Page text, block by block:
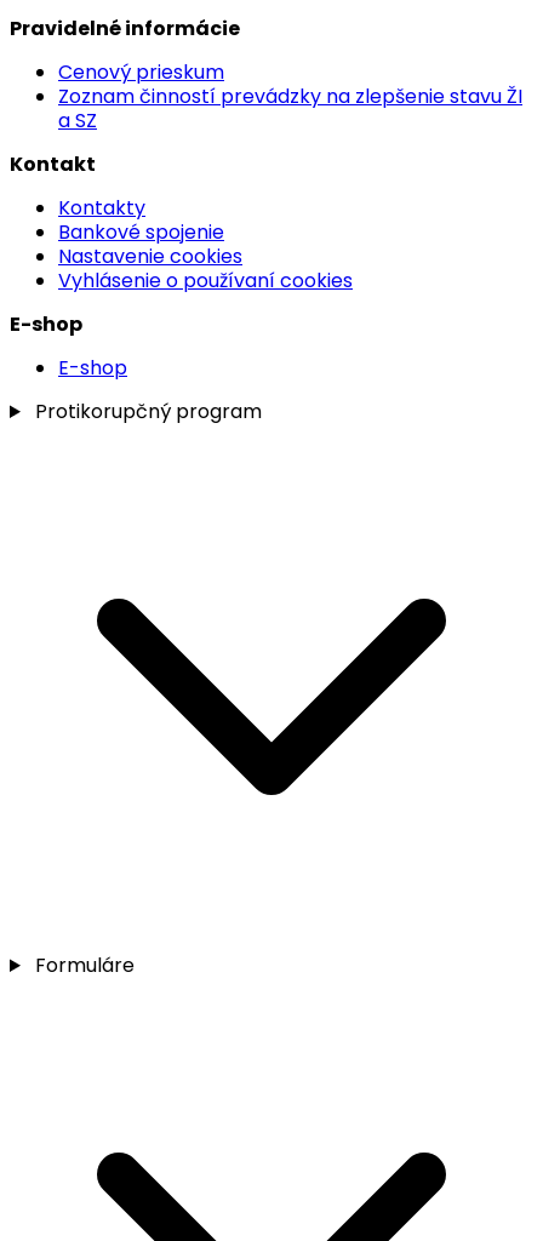
Pravidelné informácie
Cenový prieskum
Zoznam činností prevádzky na zlepšenie stavu ŽI
a SZ
Kontakt
Kontakty
Bankové spojenie
Nastavenie cookies
Vyhlásenie o používaní cookies
E-shop
E-shop
Protikorupčný program
Formuláre